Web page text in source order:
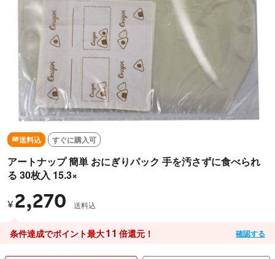
送料込 すぐに購入可
アートナップ 簡単 おにぎりパック 手を汚さずに食べられ
る 30枚入 15.3×
¥ 2,270 送料込
条件達成でポイント最大11 倍還元！ 確認する